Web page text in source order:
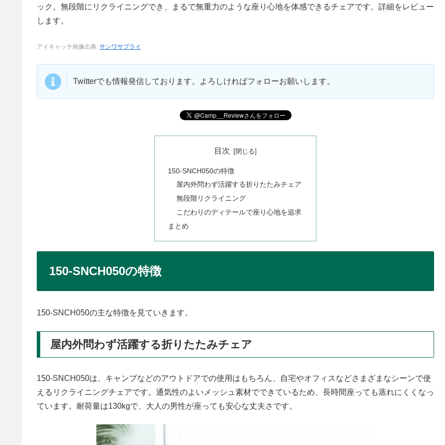
ック。無段階にリクライニングでき、まるで無重力のような座り心地を体感できるチェアです。詳細をレビュー
します。
アイキャッチ画像出典: サンワサプライ
Twitterでも情報発信しております。よろしければフォローお願いします。
目次
150-SNCH050の特徴
屋内外問わず活躍する折りたたみチェア
無段階リクライニング
こだわりのディテールで座り心地を追求
まとめ
150-SNCH050の特徴
150-SNCH050の主な特徴を見ていきます。
屋内外問わず活躍する折りたたみチェア
150-SNCH050は、キャンプなどのアウトドアでの使用はもちろん、自宅やオフィスなどさまざまなシーンで使
えるリクライニングチェアです。通気性のよいメッシュ素材でできているため、長時間座っても蒸れにくくなっ
ています。耐荷量は130kgで、大人の男性が座っても安心な丈夫さです。